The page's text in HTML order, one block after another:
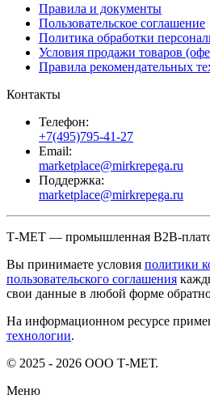
Правила и документы
Пользовательское соглашение
Политика обработки
Условия продажи товаров
Правила рекомендательных
Контакты
Телефон:
+7(495)795-41-27
Email:
marketplace@mirkrepega.ru
Поддержка:
marketplace@mirkrepega.ru
Т-МЕТ — промышленная B2B-
Вы принимаете условия политики
пользовательского соглашения
свои данные в любой форме
На информационном ресурсе
технологии.
© 2025 - 2026 ООО Т-МЕТ.
Меню